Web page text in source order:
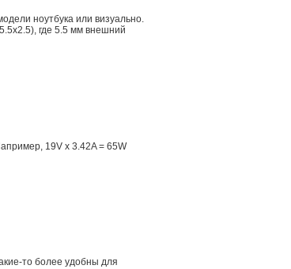
ноутбука или визуально.
где 5.5 мм внешний
19V x 3.42A = 65W
то более удобны для